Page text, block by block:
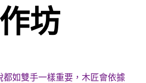
坊
如雙手一樣重要，木匠會依據